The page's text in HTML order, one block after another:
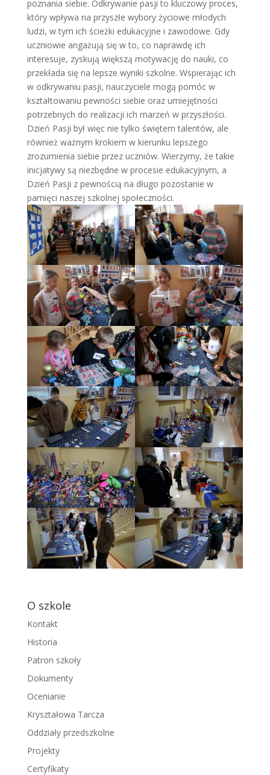
poznania siebie. Odkrywanie pasji to kluczowy proces,
który wpływa na przyszłe wybory życiowe młodych
ludzi, w tym ich ścieżki edukacyjne i zawodowe. Gdy
uczniowie angażują się w to, co naprawdę ich
interesuje, zyskują większą motywację do nauki, co
przekłada się na lepsze wyniki szkolne. Wspierając ich
w odkrywaniu pasji, nauczyciele mogą pomóc w
kształtowaniu pewności siebie oraz umiejętności
potrzebnych do realizacji ich marzeń w przyszłości.
Dzień Pasji był więc nie tylko świętem talentów, ale
również ważnym krokiem w kierunku lepszego
zrozumienia siebie przez uczniów. Wierzymy, że takie
inicjatywy są niezbędne w procesie edukacyjnym, a
Dzień Pasji z pewnością na długo pozostanie w
pamięci naszej szkolnej społeczności.
O szkole
Kontakt
Historia
Patron szkoły
Dokumenty
Ocenianie
Kryształowa Tarcza
Oddziały przedszkolne
Projekty
Certyfikaty